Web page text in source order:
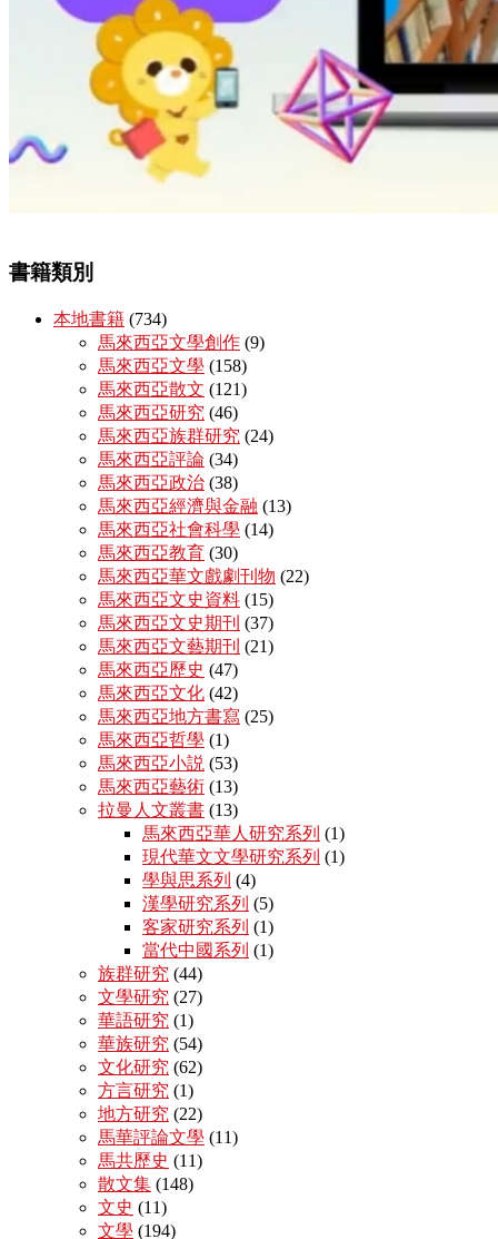
書籍類別
本地書籍 (734)
馬來西亞文學創作 (9)
馬來西亞文學 (158)
馬來西亞散文 (121)
馬來西亞研究 (46)
馬來西亞族群研究 (24)
馬來西亞評論 (34)
馬來西亞政治 (38)
馬來西亞經濟與金融 (13)
馬來西亞社會科學 (14)
馬來西亞教育 (30)
馬來西亞華文戲劇刊物 (22)
馬來西亞文史資料 (15)
馬來西亞文史期刊 (37)
馬來西亞文藝期刊 (21)
馬來西亞歷史 (47)
馬來西亞文化 (42)
馬來西亞地方書寫 (25)
馬來西亞哲學 (1)
馬來西亞小説 (53)
馬來西亞藝術 (13)
拉曼人文叢書 (13)
馬來西亞華人研究系列 (1)
現代華文文學研究系列 (1)
學與思系列 (4)
漢學研究系列 (5)
客家研究系列 (1)
當代中國系列 (1)
族群研究 (44)
文學研究 (27)
華語研究 (1)
華族研究 (54)
文化研究 (62)
方言研究 (1)
地方研究 (22)
馬華評論文學 (11)
馬共歷史 (11)
散文集 (148)
文史 (11)
文學 (194)